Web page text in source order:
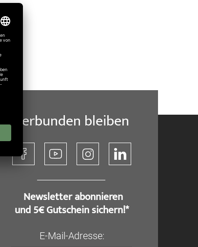
Verbunden bleiben
​ Newsletter abonnieren
und 5€ Gutschein sichern!*
E-Mail-Adresse: